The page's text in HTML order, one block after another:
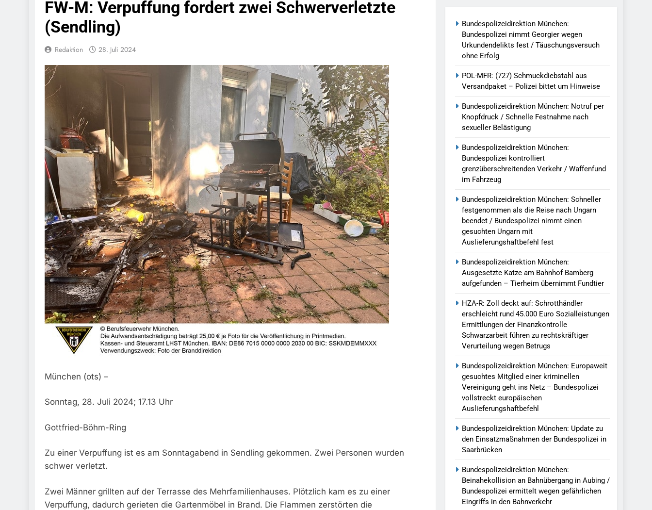
Bundespolizeidirektion München: Bundespolizei Kontrolliert Grenzüberschreitenden Verkehr / Waffenfund Im
Fahrzeug
Bundespolizeidirektion München: Schneller Festgenommen Als Die Reise Nach Ungarn Beendet / Bundespolizei Nimmt
Bundespolizeidirektion München: Ausgesetzte Katze Am Bahnhof Bamberg Aufgefunden – Tierheim Übernimmt
Fundtier
6. August 2026
HZA-R: Zoll Deckt Auf: Schrotthändler Erschleicht Rund 45.000 Euro Sozialleistungen Ermittlungen Der Finanzkontrolle
Schwarzarbeit Führen Zu Rechtskräftiger Verurteilung Wegen Betrugs
6. August 2026
Bundespolizeidirektion München: Europaweit Gesuchtes Mitglied Einer Kriminellen Vereinigung Geht Ins Netz –
Bundespolizei Vollstreckt Europäischen Auslieferungshaftbefehl
6. August 2026
Bundespolizeidirektion München: Update Zu Den Einsatzmaßnahmen Der Bundespolizei In Saarbrücken
5. August 2026
Bundespolizeidirektion München: Beinahekollision An Bahnübergang In Aubing / Bundespolizei Ermittelt Wegen
Gefährlichen Eingriffs In Den Bahnverkehr
5. August 2026
FW-M: Verpuffung fordert zwei Schwerverletzte
(Sendling)
Redaktion 28. Juli 2024
München (ots) –
Sonntag, 28. Juli 2024; 17.13 Uhr
Gottfried-Böhm-Ring
Zu einer Verpuffung ist es am Sonntagabend in Sendling gekommen. Zwei Personen wurden
schwer verletzt.
Zwei Männer grillten auf der Terrasse des Mehrfamilienhauses. Plötzlich kam es zu einer
Verpuffung, dadurch gerieten die Gartenmöbel in Brand. Die Flammen zerstörten die
Bundespolizeidirektion München:
Bundespolizei nimmt Georgier wegen
Urkundendelikts fest / Täuschungsversuch
ohne Erfolg
POL-MFR: (727) Schmuckdiebstahl aus
Versandpaket – Polizei bittet um Hinweise
Bundespolizeidirektion München: Notruf per
Knopfdruck / Schnelle Festnahme nach
sexueller Belästigung
Bundespolizeidirektion München:
Bundespolizei kontrolliert
grenzüberschreitenden Verkehr / Waffenfund
im Fahrzeug
Bundespolizeidirektion München: Schneller
festgenommen als die Reise nach Ungarn
beendet / Bundespolizei nimmt einen
gesuchten Ungarn mit
Auslieferungshaftbefehl fest
Bundespolizeidirektion München:
Ausgesetzte Katze am Bahnhof Bamberg
aufgefunden – Tierheim übernimmt Fundtier
HZA-R: Zoll deckt auf: Schrotthändler
erschleicht rund 45.000 Euro Sozialleistungen
Ermittlungen der Finanzkontrolle
Schwarzarbeit führen zu rechtskräftiger
Verurteilung wegen Betrugs
Bundespolizeidirektion München: Europaweit
gesuchtes Mitglied einer kriminellen
Vereinigung geht ins Netz – Bundespolizei
vollstreckt europäischen
Auslieferungshaftbefehl
Bundespolizeidirektion München: Update zu
den Einsatzmaßnahmen der Bundespolizei in
Saarbrücken
Bundespolizeidirektion München:
Beinahekollision an Bahnübergang in Aubing /
Bundespolizei ermittelt wegen gefährlichen
Eingriffs in den Bahnverkehr